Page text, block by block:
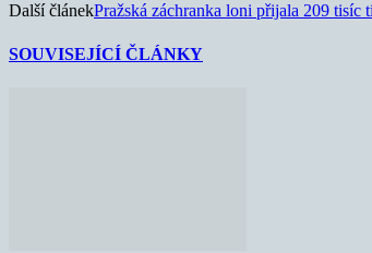
Další článekPražská záchranka loni přijala 209 tisíc
SOUVISEJÍCÍ ČLÁNKY